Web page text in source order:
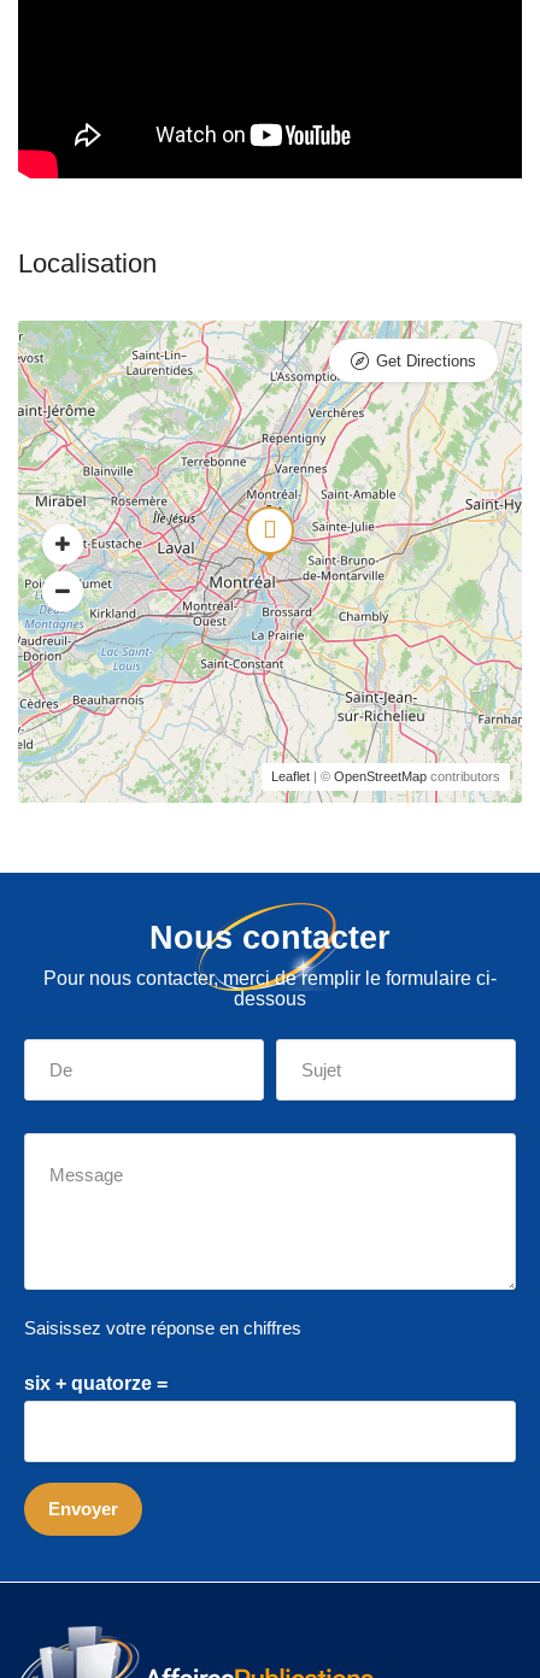
Leaflet | © OpenStreetMap contributors
Get Directions
Nous contacter
Pour nous contacter, merci de remplir le formulaire ci-
dessous
Saisissez votre réponse en chiffres
six + quatorze =